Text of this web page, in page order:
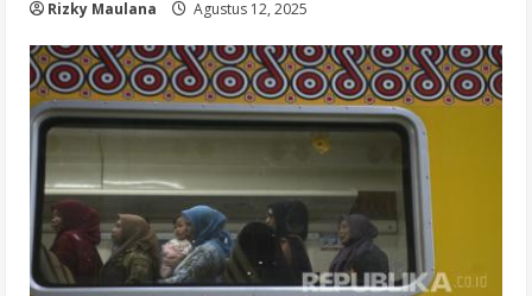
Rizky Maulana Agustus 12, 2025